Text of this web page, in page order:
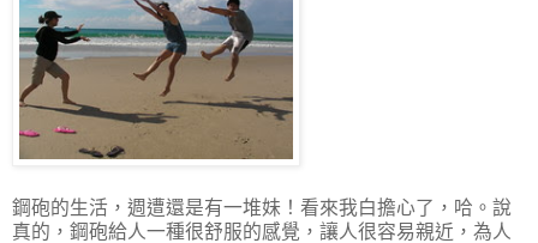
鋼砲的生活，週遭還是有一堆妹！看來我白擔心了，哈。說
真的，鋼砲給人一種很舒服的感覺，讓人很容易親近，為人